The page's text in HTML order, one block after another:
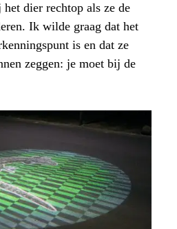
dier rechtop als ze de
Ik wilde graag dat het
is en dat ze
zeggen: je moet bij de